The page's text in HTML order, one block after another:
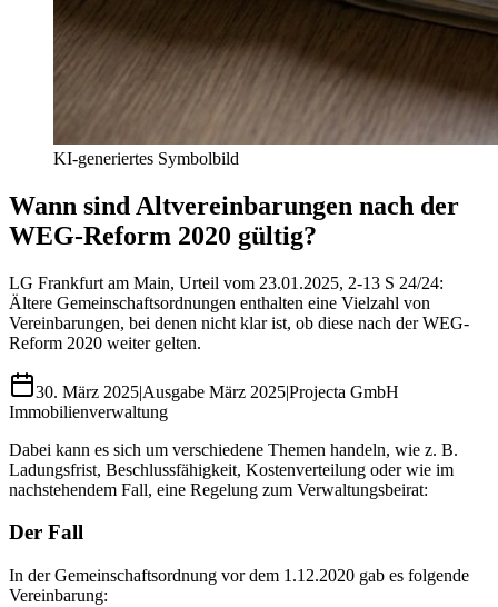
KI-generiertes Symbolbild
Wann sind Altvereinbarungen nach der
WEG-Reform 2020 gültig?
LG Frankfurt am Main, Urteil vom 23.01.2025, 2-13 S 24/24:
Ältere Gemeinschaftsordnungen enthalten eine Vielzahl von
Vereinbarungen, bei denen nicht klar ist, ob diese nach der WEG-
Reform 2020 weiter gelten.
30. März 2025|Ausgabe März 2025|Projecta GmbH
Immobilienverwaltung
Dabei kann es sich um verschiedene Themen handeln, wie z. B.
Ladungsfrist, Beschlussfähigkeit, Kostenverteilung oder wie im
nachstehendem Fall, eine Regelung zum Verwaltungsbeirat:
Der Fall
In der Gemeinschaftsordnung vor dem 1.12.2020 gab es folgende
Vereinbarung: